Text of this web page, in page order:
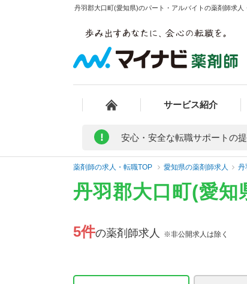
丹羽郡大口町(愛知県)のパート・アルバイトの薬剤師求
サービス紹介
! 安心・安全な転職サポートの提
薬剤師の求人・転職TOP 愛知県の薬剤師求人 丹
丹羽郡大口町(愛
5件の薬剤師求人 ※非公開求人は除く